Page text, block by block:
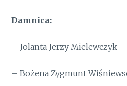
Damnica:
– Jolanta Jerzy Mielewczyk –
– Bożena Zygmunt